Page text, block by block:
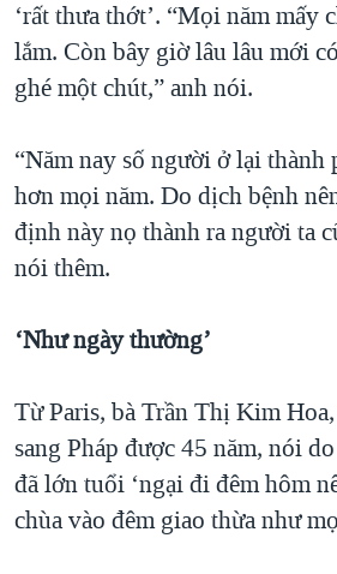
‘rất thưa thớt’. “Mọi năm mấy
lắm. Còn bây giờ lâu lâu mới
ghé một chút,” anh nói.
“Năm nay số người ở lại thành
hơn mọi năm. Do dịch bệnh
định này nọ thành ra người ta
nói thêm.
‘Như ngày thường’
Từ Paris, bà Trần Thị Kim
sang Pháp được 45 năm, nói
đã lớn tuổi ‘ngại đi đêm hôm
chùa vào đêm giao thừa như